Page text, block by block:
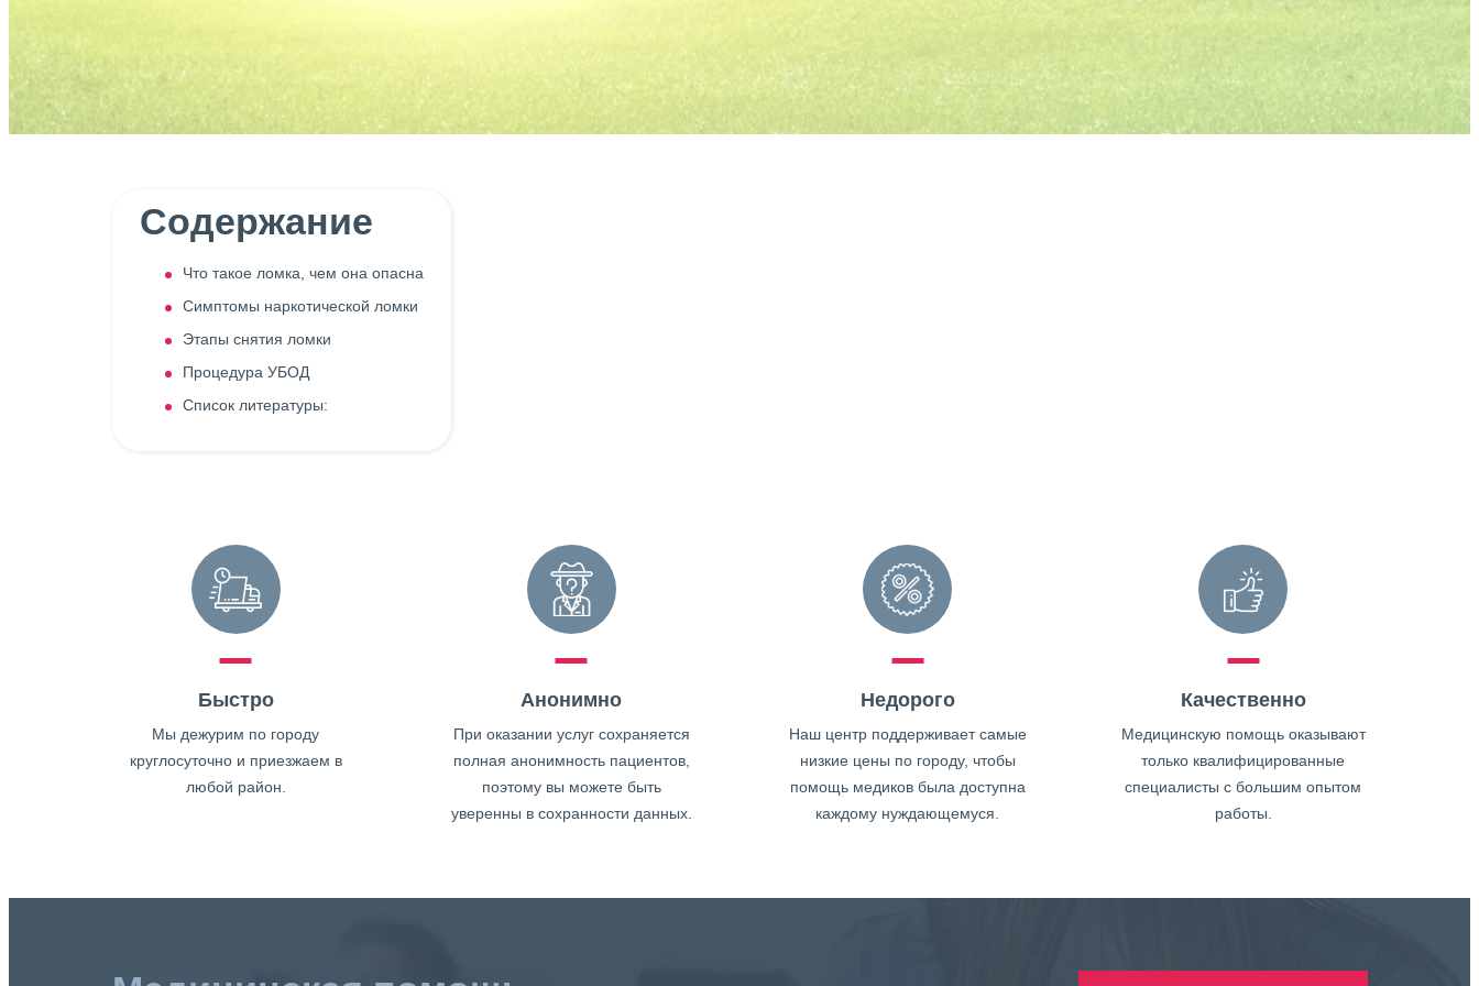
Содержание
Что такое ломка, чем она опасна
Симптомы наркотической ломки
Этапы снятия ломки
Процедура УБОД
Список литературы:
Быстро
Мы дежурим по городу
круглосуточно и приезжаем в
любой район.
Анонимно
При оказании услуг сохраняется
полная анонимность пациентов,
поэтому вы можете быть
уверенны в сохранности данных.
Недорого
Наш центр поддерживает самые
низкие цены по городу, чтобы
помощь медиков была доступна
каждому нуждающемуся.
Качественно
Медицинскую помощь оказывают
только квалифицированные
специалисты с большим опытом
работы.